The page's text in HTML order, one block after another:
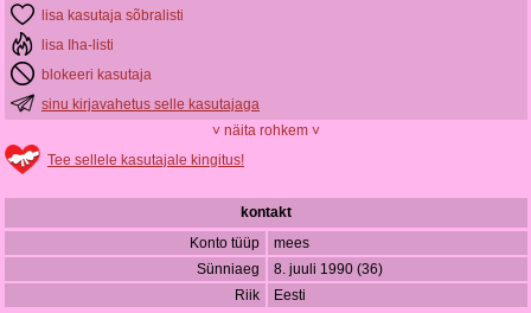
lisa kasutaja sõbralisti
lisa Iha-listi
blokeeri kasutaja
sinu kirjavahetus selle kasutajaga
˅ näita rohkem ˅
Tee sellele kasutajale kingitus!
kontakt
Konto tüüp
mees
Sünniaeg
8. juuli 1990 (36)
Riik
Eesti